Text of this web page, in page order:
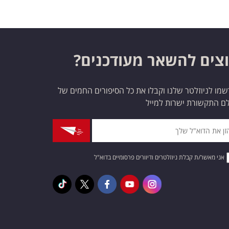
להשאר מעודכנים?
לניוזלטר שלנו וקבלו את כל הסיפורים החמים של
התקשורת ישרות למייל
אני מאשר/ת קבלת ניוזלטרים ודיוורים פרסומיים בדוא"ל